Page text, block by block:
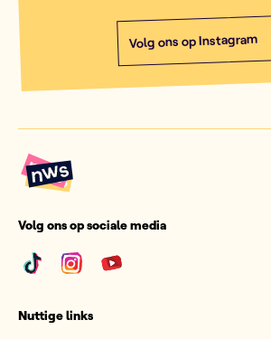
Volg ons op Instagram
Volg ons op sociale media
Nuttige links